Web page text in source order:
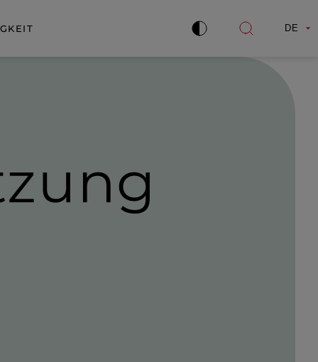
Kontrast
Suche
DE